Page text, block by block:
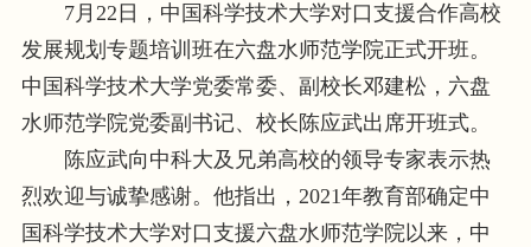
7月22日，中国科学技术大学对口支援合作高校
发展规划专题培训班在六盘水师范学院正式开班。
中国科学技术大学党委常委、副校长邓建松， 六盘
水师范学院党委副书记、校长陈应武出席开班式。
陈应武向中科大及兄弟高校的领导专家表示热
烈欢迎与诚挚感谢。他指出，2021年教育部确定中
国科学技术大学对口支援六盘水师范学院以来，中